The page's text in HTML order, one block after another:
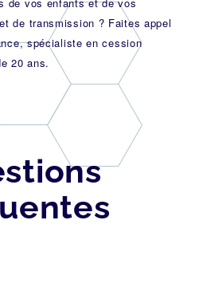
de transmission ? Faites appel
, spécialiste en cession
20 ans.